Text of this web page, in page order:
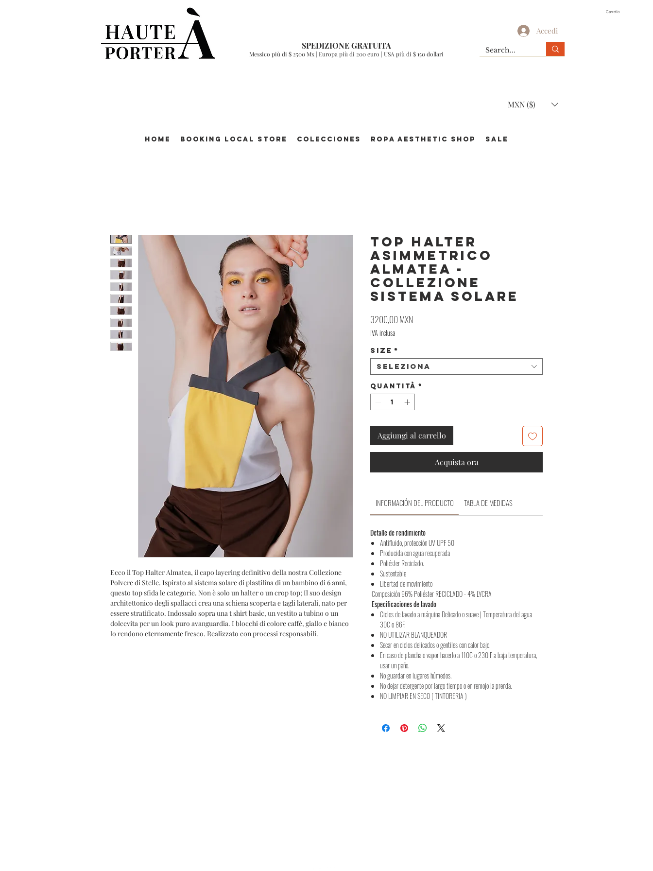
Carrello
SPEDIZIONE GRATUITA
Messico più di $ 2500 Mx | Europa più di 200 euro | USA più di $ 150 dollari
Accedi
MXN ($)
Home Booking Local Store Colecciones ROPA AESTHETIC Shop SALE
Ecco il Top Halter Almatea, il capo layering definitivo della nostra Collezione
Polvere di Stelle. Ispirato al sistema solare di plastilina di un bambino di 6 anni,
questo top sfida le categorie. Non è solo un halter o un crop top; Il suo design
architettonico degli spallacci crea una schiena scoperta e tagli laterali, nato per
essere stratificato. Indossalo sopra una t shirt basic, un vestito a tubino o un
dolcevita per un look puro avanguardia. I blocchi di colore caffè, giallo e bianco
lo rendono eternamente fresco. Realizzato con processi responsabili.
Top Halter
Asimmetrico
Almatea -
Collezione
Sistema Solare
3200,00 MXN
IVA inclusa
Size *
Seleziona
Quantità *
Aggiungi al carrello
Acquista ora
INFORMACIÓN DEL PRODUCTO TABLA DE MEDIDAS
Detalle de rendimiento
Antifluido, protección UV UPF 50
Producida con agua recuperada
Poliéster Reciclado.
Sustentable
Libertad de movimiento
Composición 96% Poliéster RECICLADO - 4% LYCRA
Especificaciones de lavado
Ciclos de lavado a máquina Delicado o suave | Temperatura del agua
30C o 86F.
NO UTILIZAR BLANQUEADOR
Secar en ciclos delicados o gentiles con calor bajo.
En caso de plancha o vapor hacerlo a 110C o 230 F a baja temperatura,
usar un paño.
No guardar en lugares húmedos.
No dejar detergente por largo tiempo o en remojo la prenda.
NO LIMPIAR EN SECO ( TINTORERIA )